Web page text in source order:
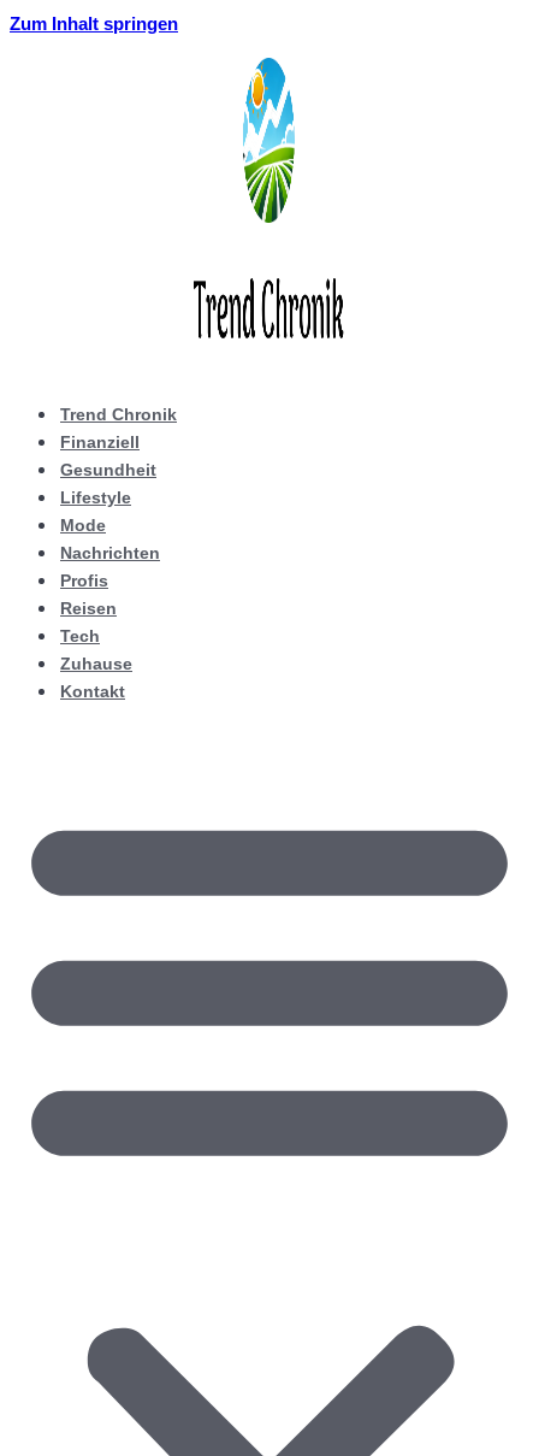
Zum Inhalt springen
Trend Chronik
Finanziell
Gesundheit
Lifestyle
Mode
Nachrichten
Profis
Reisen
Tech
Zuhause
Kontakt